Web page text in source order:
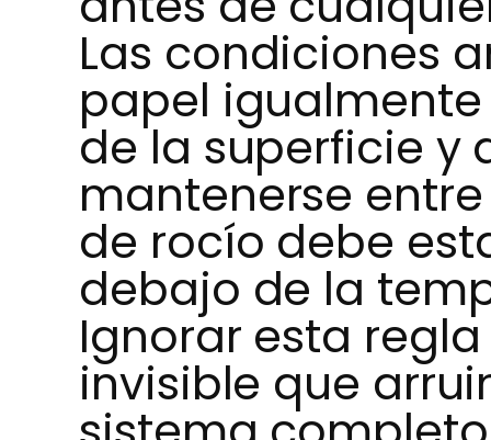
Las condiciones
papel
de la superficie y
mantenerse entre
de rocío debe
debajo de la
Ignorar esta
invisible que